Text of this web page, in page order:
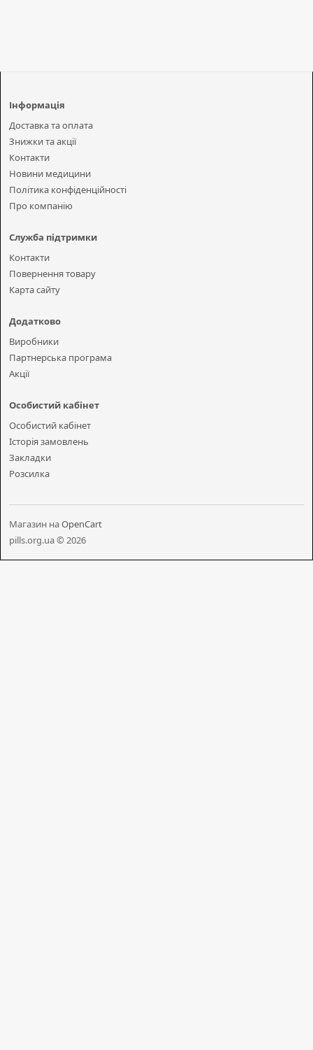
Інформація
Доставка та оплата
Знижки та акції
Контакти
Новини медицини
Політика конфіденційності
Про компанію
Служба підтримки
Контакти
Повернення товару
Карта сайту
Додатково
Виробники
Партнерська програма
Акції
Особистий кабінет
Особистий кабінет
Історія замовлень
Закладки
Розсилка
Магазин наOpenCart
pills.org.ua © 2026